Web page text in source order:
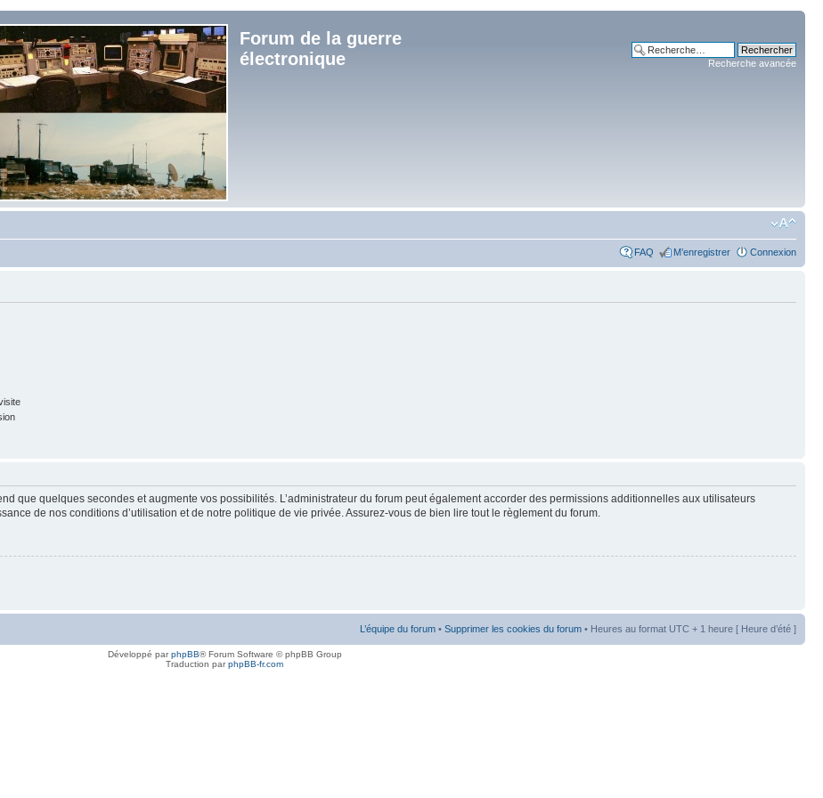
Forum de la guerre
électronique
Recherche avancée
FAQ M’enregistrer Connexion
que quelques secondes et augmente vos possibilités. L’administrateur du forum peut également accorder des permissions additionnelles aux utilisateurs
de nos conditions d’utilisation et de notre politique de vie privée. Assurez-vous de bien lire tout le règlement du forum.
L’équipe du forum • Supprimer les cookies du forum • Heures au format UTC + 1 heure [ Heure d’été ]
Développé parphpBB® Forum Software © phpBB Group
Traduction parphpBB-fr.com